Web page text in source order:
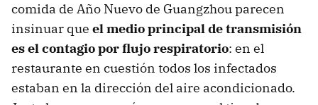
comida de Año Nuevo de Guangzhou parecen
insinuar que el medio principal de transmisión
es el contagio por flujo respiratorio: en el
restaurante en cuestión todos los infectados
estaban en la dirección del aire acondicionado.